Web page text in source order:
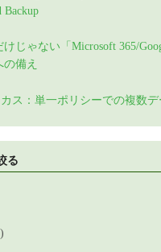
Backup
じゃない「Microsoft 365/
備え
ス：単一ポリシーでの複数
る